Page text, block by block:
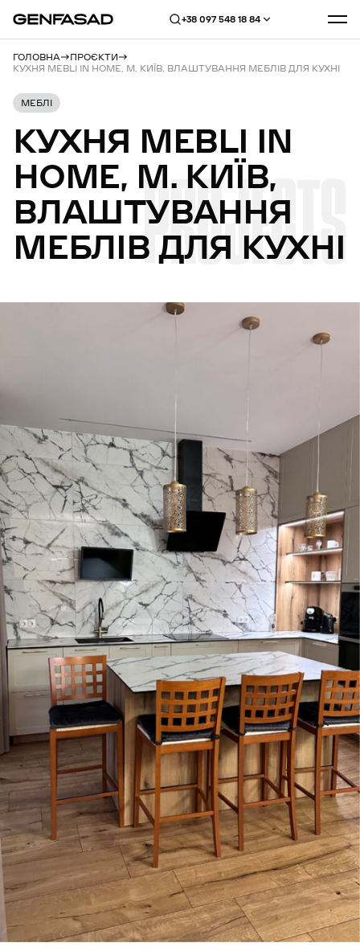
+38 097 548 18 84
ГОЛОВНА
ПРОЄКТИ
КУХНЯ MEBLI IN HOME, М. КИЇВ, ВЛАШТУВАННЯ МЕБЛІВ ДЛЯ КУХНІ
МЕБЛІ
КУХНЯ MEBLI IN
HOME, М. КИЇВ,
ВЛАШТУВАННЯ
МЕБЛІВДЛЯ КУХНІ
PROJECTS